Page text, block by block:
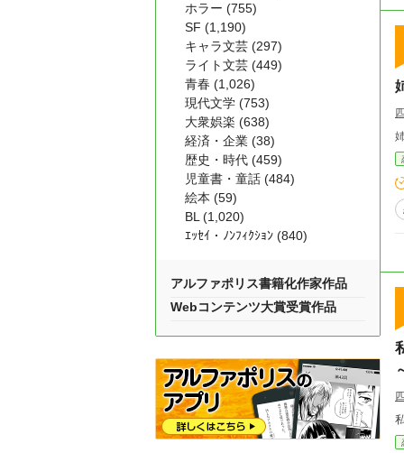
ホラー (755)
SF (1,190)
キャラ文芸 (297)
ライト文芸 (449)
青春 (1,026)
現代文学 (753)
大衆娯楽 (638)
経済・企業 (38)
歴史・時代 (459)
児童書・童話 (484)
絵本 (59)
BL (1,020)
ｴｯｾｲ・ﾉﾝﾌｨｸｼｮﾝ (840)
アルファポリス書籍化作家作品
Webコンテンツ大賞受賞作品